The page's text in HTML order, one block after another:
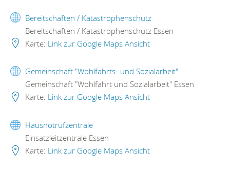
Bereitschaften / Katastrophenschutz
Bereitschaften / Katastrophenschutz Essen
Karte: Link zur Google Maps Ansicht
Gemeinschaft "Wohlfahrts- und Sozialarbeit"
Gemeinschaft "Wohlfahrt und Sozialarbeit" Essen
Karte: Link zur Google Maps Ansicht
Hausnotrufzentrale
Einsatzleitzentrale Essen
Karte: Link zur Google Maps Ansicht